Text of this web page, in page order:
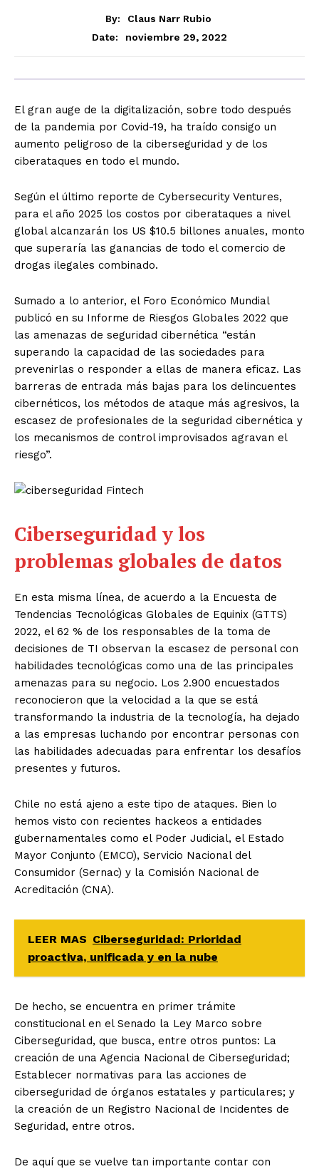
By:
Claus Narr Rubio
Date:
noviembre 29, 2022
El gran auge de la digitalización, sobre todo después
de la pandemia por Covid-19, ha traído consigo un
aumento peligroso de la ciberseguridad y de los
ciberataques en todo el mundo.
Según el último reporte de Cybersecurity Ventures,
para el año 2025 los costos por ciberataques a nivel
global alcanzarán los US $10.5 billones anuales, monto
que superaría las ganancias de todo el comercio de
drogas ilegales combinado.
Sumado a lo anterior, el Foro Económico Mundial
publicó en su Informe de Riesgos Globales 2022 que
las amenazas de seguridad cibernética “están
superando la capacidad de las sociedades para
prevenirlas o responder a ellas de manera eficaz. Las
barreras de entrada más bajas para los delincuentes
cibernéticos, los métodos de ataque más agresivos, la
escasez de profesionales de la seguridad cibernética y
los mecanismos de control improvisados agravan el
riesgo”.
Ciberseguridad y los
problemas globales de datos
En esta misma línea, de acuerdo a la Encuesta de
Tendencias Tecnológicas Globales de Equinix (GTTS)
2022, el 62 % de los responsables de la toma de
decisiones de TI observan la escasez de personal con
habilidades tecnológicas como una de las principales
amenazas para su negocio. Los 2.900 encuestados
reconocieron que la velocidad a la que se está
transformando la industria de la tecnología, ha dejado
a las empresas luchando por encontrar personas con
las habilidades adecuadas para enfrentar los desafíos
presentes y futuros.
Chile no está ajeno a este tipo de ataques. Bien lo
hemos visto con recientes hackeos a entidades
gubernamentales como el Poder Judicial, el Estado
Mayor Conjunto (EMCO), Servicio Nacional del
Consumidor (Sernac) y la Comisión Nacional de
Acreditación (CNA).
LEER MAS Ciberseguridad: Prioridad
proactiva, unificada y en la nube
De hecho, se encuentra en primer trámite
constitucional en el Senado la Ley Marco sobre
Ciberseguridad, que busca, entre otros puntos: La
creación de una Agencia Nacional de Ciberseguridad;
Establecer normativas para las acciones de
ciberseguridad de órganos estatales y particulares; y
la creación de un Registro Nacional de Incidentes de
Seguridad, entre otros.
De aquí que se vuelve tan importante contar con